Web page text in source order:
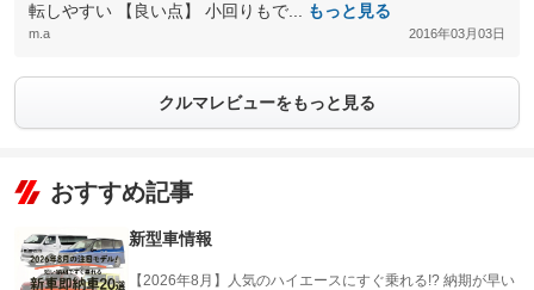
転しやすい 【良い点】 小回りもで...
もっと見る
m.a 2016年03月03日
クルマレビューをもっと見る
おすすめ記事
新型車情報
【2026年8月】人気のハイエースにすぐ乗れる!? 納期が早い